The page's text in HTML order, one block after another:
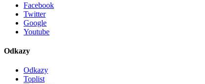
Facebook
Twitter
Google
Youtube
Odkazy
Odkazy
Toplist